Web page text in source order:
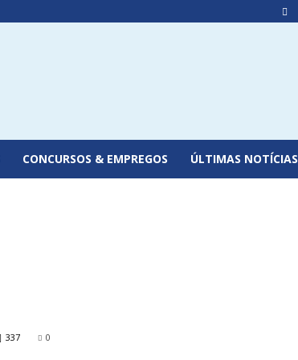
CONCURSOS & EMPREGOS ÚLTIMAS NOTÍCIAS
0
337